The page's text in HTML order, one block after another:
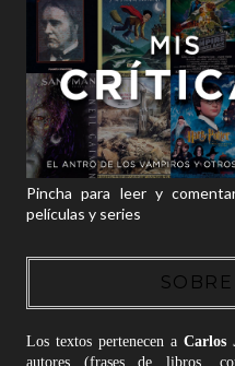
Pincha para leer y
películas y series
Los textos pertenecen a Carlos
autores (frases de libros,